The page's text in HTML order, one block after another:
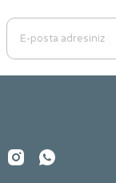
Ürün resmi
Ürün
Ürün